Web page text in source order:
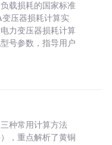
载损耗的国家标准
变压器损耗计算实
力变压器损耗计算
号参数，指导用户
种常用计算方法
，重点解析了黄铜